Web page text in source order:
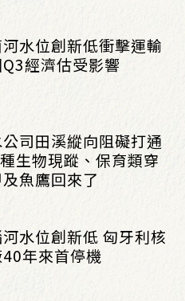
水位創新低衝擊運輸
經濟估受影響
司田溪縱向阻礙打通
生物現蹤、保育類穿
魚鷹回來了
水位創新低 匈牙利核
年來首停機